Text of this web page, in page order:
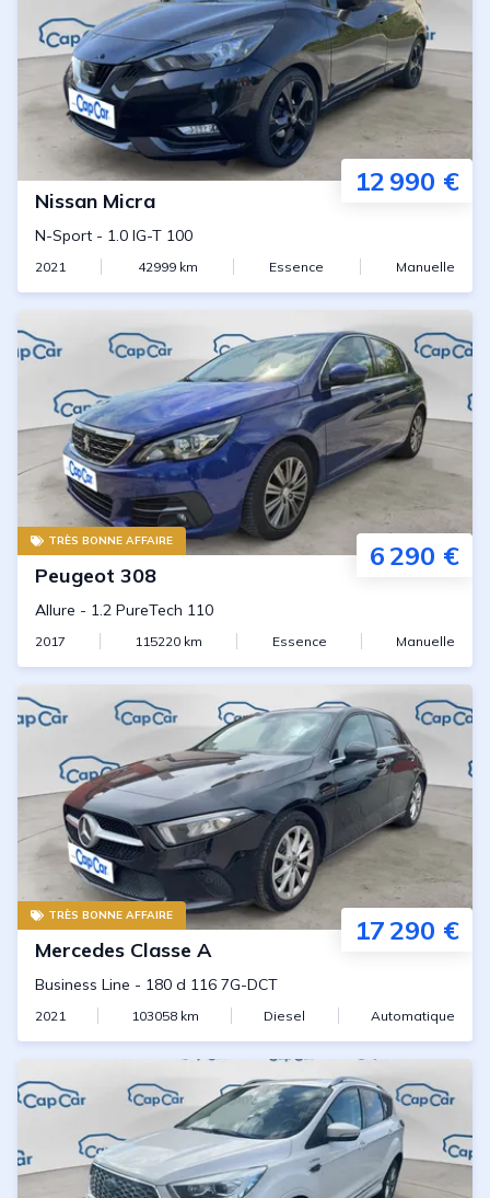
12 990 €
Nissan Micra
N-Sport - 1.0 IG-T 100
2021 42999km Essence Manuelle
TRÈS BONNE AFFAIRE 6 290 €
Peugeot 308
Allure - 1.2 PureTech 110
2017 115220 km Essence Manuelle
TRÈS BONNE AFFAIRE 17 290 €
Mercedes Classe A
Business Line - 180 d 116 7G-DCT
2021 103058km Diesel Automatique